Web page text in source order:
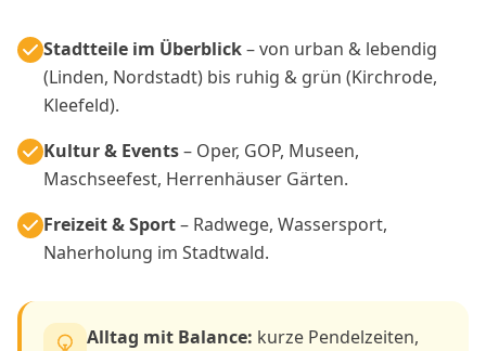
Stadtteile im Überblick– von urban & lebendig
(Linden, Nordstadt) bis ruhig & grün (Kirchrode,
Kleefeld).
Kultur & Events– Oper, GOP, Museen,
Maschseefest, Herrenhäuser Gärten.
Freizeit & Sport– Radwege, Wassersport,
Naherholung im Stadtwald.
Alltag mit Balance: kurze Pendelzeiten,